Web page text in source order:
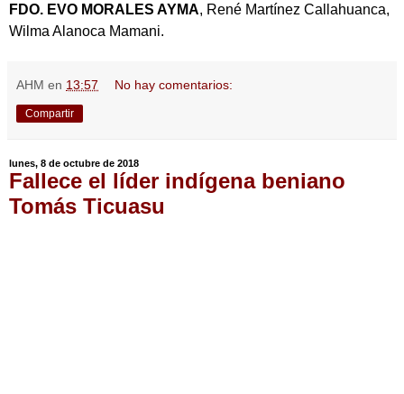
FDO. EVO MORALES AYMA, René Martínez Callahuanca,
Wilma Alanoca Mamani.
AHM en 13:57 No hay comentarios:
Compartir
lunes, 8 de octubre de 2018
Fallece el líder indígena beniano
Tomás Ticuasu